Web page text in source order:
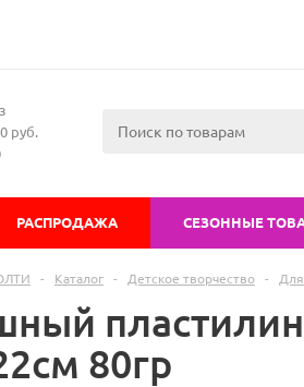
руб.
РАСПРОДАЖА СЕЗОННЫЕ
- Каталог - Детское творчество -
80гр